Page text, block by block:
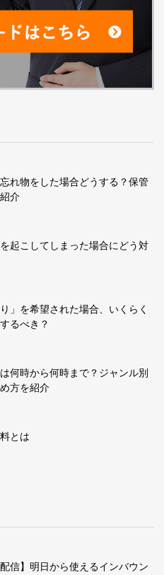
れ物をした場合どうする？保管
介
起こしてしまった場合にどう対
」を希望された場合、いくらく
るべき？
何時から何時まで？ジャンル別
方を紹介
とは
信】明日から使えるインバウン